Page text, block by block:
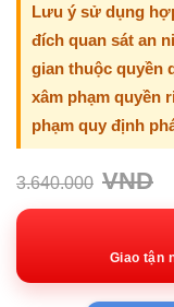
Lưu ý sử dụng
đích quan sát an
gian thuộc quyền
xâm phạm quyền
phạm quy định
3.640.000 VND
Giao tận